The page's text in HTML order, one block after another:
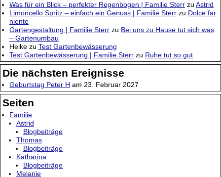
Was für ein Blick – perfekter Regenbogen | Familie Sterr zu Astrid
Limoncello Spritz – einfach ein Genuss | Familie Sterr zu Dolce far
niente
Gartengestaltung | Familie Sterr zu Bei uns zu Hause tut sich was
– Gartenumbau
Heike zu Test Gartenbewässerung
Test Gartenbewässerung | Familie Sterr zu Ruhe tut so gut
Die nächsten Ereignisse
Geburtstag Peter H am 23. Februar 2027
Seiten
Familie
Astrid
Blogbeiträge
Thomas
Blogbeiträge
Katharina
Blogbeiträge
Melanie